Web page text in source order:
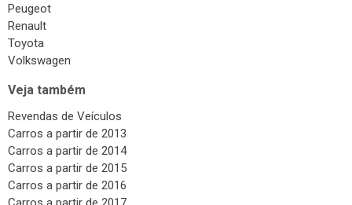
Peugeot
Renault
Toyota
Volkswagen
Veja também
Revendas de Veículos
Carros a partir de 2013
Carros a partir de 2014
Carros a partir de 2015
Carros a partir de 2016